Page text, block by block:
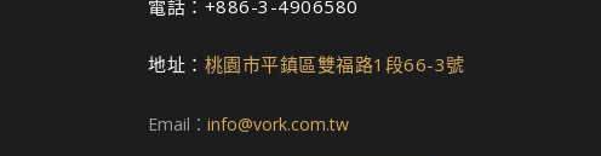
電話：+886-3-4906580
地址： 桃園市平鎮區雙福路1段66-3號
Email： info@vork.com.tw